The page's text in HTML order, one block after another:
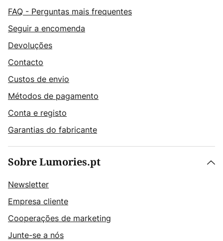
FAQ - Perguntas mais frequentes
Seguir a encomenda
Devoluções
Contacto
Custos de envio
Métodos de pagamento
Conta e registo
Garantias do fabricante
Sobre Lumories.pt
Newsletter
Empresa cliente
Cooperações de marketing
Junte-se a nós